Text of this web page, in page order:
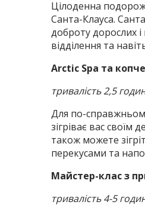
Цілоденна подорож
Санта-Клауса.
доброту дорослих
відділення та
Arctic Spa та
тривалість 2,5
Для по-
зігріває вас
також можете
перекусами та
Майстер-клас з
тривалість 4-5